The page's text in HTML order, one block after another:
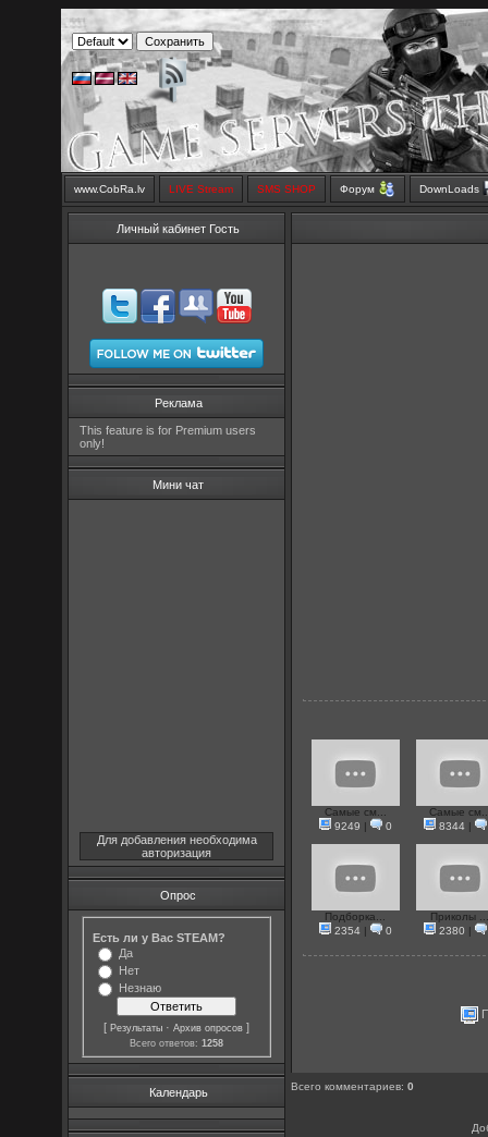
www.CobRa.lv LIVE Stream SMS SHOP Форум DownLoads
Личный кабинет Гость
Реклама
This feature is for Premium users
only!
Мини чат
Для добавления необходима
авторизация
Опрос
Есть ли у Вас STEAM?
Да
Нет
Незнаю
[Результаты ·Архив опросов ]
Всего ответов:1258
Календарь
Самые см...
9249 | 0
Самые
8344|
Подборка...
2354| 0
Приколы
2380 |
Всего комментариев:0